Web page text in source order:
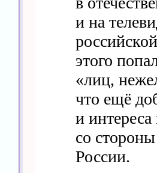
и на
этого
«лиц,
что ещё
и
со
России.